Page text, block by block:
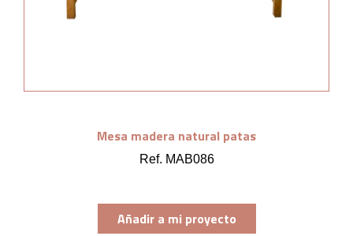
Mesa madera natural patas
Ref. MAB086
Añadir a mi proyecto